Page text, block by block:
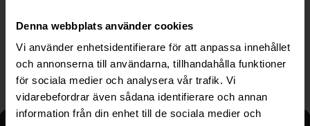
Denna webbplats använder cookies
Vi använder enhetsidentifierare för att anpassa innehållet
och annonserna till användarna, tillhandahålla funktioner
för sociala medier och analysera vår trafik. Vi
vidarebefordrar även sådana identifierare och annan
information från din enhet till de sociala medier och
Våra kategorier